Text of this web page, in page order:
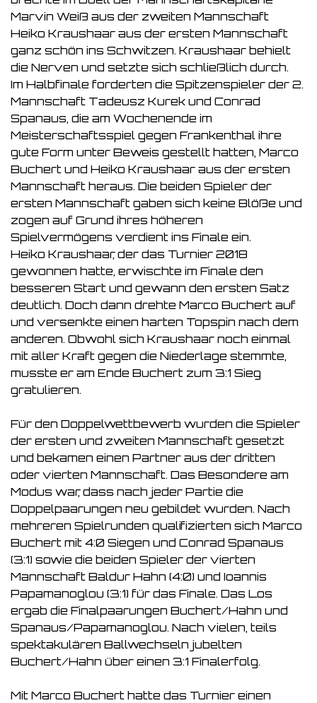
Marvin Weiß aus der zweiten Mannschaft
Heiko Kraushaar aus der ersten Mannschaft
ganz schön ins Schwitzen. Kraushaar behielt
die Nerven und setzte sich schließlich durch.
Im Halbfinale forderten die Spitzenspieler der 2.
Mannschaft Tadeusz Kurek und Conrad
Spanaus, die am Wochenende im
Meisterschaftsspiel gegen Frankenthal ihre
gute Form unter Beweis gestellt hatten, Marco
Buchert und Heiko Kraushaar aus der ersten
Mannschaft heraus. Die beiden Spieler der
ersten Mannschaft gaben sich keine Blöße und
zogen auf Grund ihres höheren
Spielvermögens verdient ins Finale ein.
Heiko Kraushaar, der das Turnier 2018
gewonnen hatte, erwischte im Finale den
besseren Start und gewann den ersten Satz
deutlich. Doch dann drehte Marco Buchert auf
und versenkte einen harten Topspin nach dem
anderen. Obwohl sich Kraushaar noch einmal
mit aller Kraft gegen die Niederlage stemmte,
musste er am Ende Buchert zum 3:1 Sieg
gratulieren.
Für den Doppelwettbewerb wurden die Spieler
der ersten und zweiten Mannschaft gesetzt
und bekamen einen Partner aus der dritten
oder vierten Mannschaft. Das Besondere am
Modus war, dass nach jeder Partie die
Doppelpaarungen neu gebildet wurden. Nach
mehreren Spielrunden qualifizierten sich Marco
Buchert mit 4:0 Siegen und Conrad Spanaus
(3:1) sowie die beiden Spieler der vierten
Mannschaft Baldur Hahn (4:0) und Ioannis
Papamanoglou (3:1) für das Finale. Das Los
ergab die Finalpaarungen Buchert/Hahn und
Spanaus/Papamanoglou. Nach vielen, teils
spektakulären Ballwechseln jubelten
Buchert/Hahn über einen 3:1 Finalerfolg.
Mit Marco Buchert hatte das Turnier einen